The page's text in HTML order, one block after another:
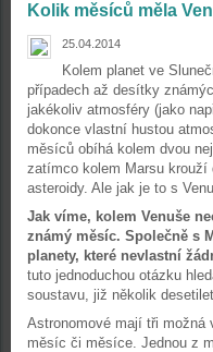
Kolik měsíců měla
25.04.2014
Kolem planet ve
případech až desítky
jakékoliv atmosféry (jako
dokonce vlastní hustou
měsíců obíhá kolem dvou
zatímco kolem Marsu
asteroidy. Ale jak je to s
Jak víme, kolem Venuše
známý měsíc. Společně s
planety, které nevlastní
tuto jednoduchou otázku
soustavu, již několik
Astronomové mají tři
měsíc či měsíce. Jednou z